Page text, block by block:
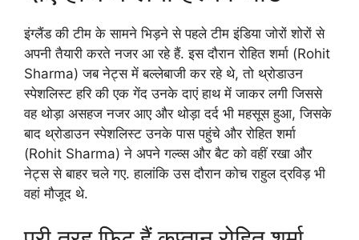
इंग्लैंड की टीम के सामने भिड़ने से पहले टीम इंडिया जोरों शोरों से
अपनी तैयारी करते नजर आ रहे हैं. इस दौरान रोहित शर्मा (Rohit
Sharma) जब नेट्स में बल्लेबाजी कर रहे थे, तो थ्रोडाउन
स्पेशलिस्ट हरि की एक गेंद उनके दाएं हाथ में जाकर लगी जिससे
वह थोड़ा असहज नजर आए और थोड़ा दर्द भी महसूस हुआ, जिसके
बाद थ्रोडाउन स्पेशलिस्ट उनके पास पहुंचे और रोहित शर्मा
(Rohit Sharma) ने अपने गल्व्स और बैट को वहीं रखा और
नेट्स से बाहर चले गए. हालांकि उस दौरान कोच राहुल द्रविड़ भी
वहां मौजूद थे.